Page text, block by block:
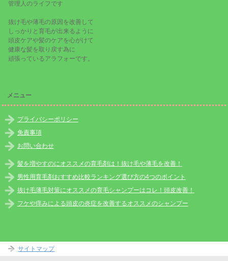
管理人のライフです
抜け毛や薄毛の原因を改善して
しっかりと育毛が出来るように
頭皮ケアや髪のケアを心がけて
健康な髪を取り戻す為に
頑張っているアラフォーです。
メニュー
プライバシーポリシー
免責事項
お問い合わせ
髪を増やすのにオススメの育毛剤は！抜け毛や薄毛を改善！
男性用育毛剤おすすめ比較ランキング選び方の4つのポイント
抜け毛薄毛対策にオススメの育毛シャンプーはコレ！頭皮改善！
フケや痒みによる頭皮の炎症を改善するオススメのシャンプー
サイトマップ